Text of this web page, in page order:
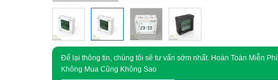
Để lại thông tin, chúng tôi sẽ tư vấn sớm nhất. Hoàn Toàn Miễn Phí,
Không Mua Cũng Không Sao